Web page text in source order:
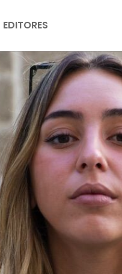
EDITORES